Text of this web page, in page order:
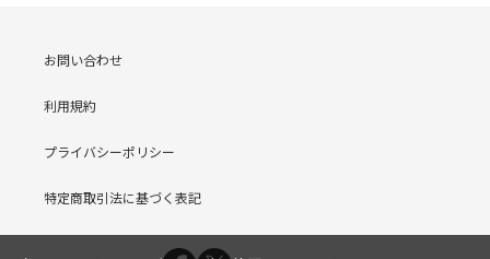
お問い合わせ
利用規約
プライバシーポリシー
特定商取引法に基づく表記